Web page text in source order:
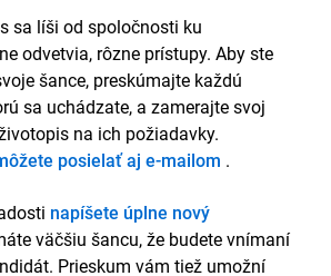
sa líši od spoločnosti ku
odvetvia, rôzne prístupy. Aby ste
šance, preskúmajte každú
sa uchádzate, a zamerajte svoj
na ich požiadavky.
posielať aj e-mailom .
napíšete úplne nový
väčšiu šancu, že budete vnímaní
Prieskum vám tiež umožní